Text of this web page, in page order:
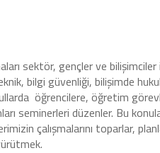
sektör, gençler ve
bilgi güvenliği, bilişimde
öğrencilere, öğretim
seminerleri düzenler. Bu
çalışmalarını toparlar,